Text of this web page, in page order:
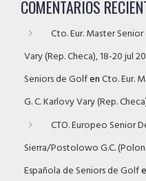
COMENTARIOS
Cto. Eur. Master
Vary (Rep. Checa), 18-20 jul
Seniors de GolfenCto. Eur.
G. C. Karlovy Vary (Rep.
CTO. Europeo Senior
Sierra/Postolowo G.C.
Española de Seniors de Golf